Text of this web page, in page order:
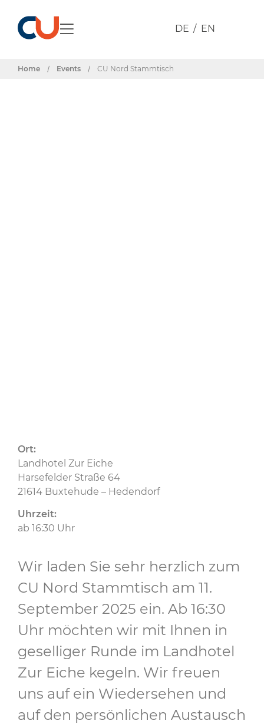
DE EN
Home / Events / CU Nord Stammtisch
Ort:
Landhotel Zur Eiche
Harsefelder Straße 64
21614 Buxtehude – Hedendorf
Uhrzeit:
ab 16:30 Uhr
Wir laden Sie sehr herzlich zum
CU Nord Stammtisch am 11.
September 2025 ein. Ab 16:30
Uhr möchten wir mit Ihnen in
geselliger Runde im Landhotel
Zur Eiche kegeln. Wir freuen
uns auf ein Wiedersehen und
auf den persönlichen Austausch